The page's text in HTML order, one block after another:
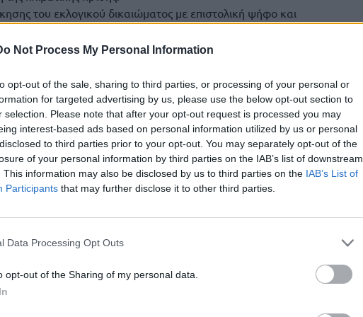
Not Process My Personal Information
opt-out of the sale, sharing to third parties, or processing of your personal or
for targeted advertising by us, please use the below opt-out section to
selection. Please note that after your opt-out request is processed you may
interest-based ads based on personal information utilized by us or personal
to third parties prior to your opt-out. You may separately opt-out of the
of your personal information by third parties on the IAB’s list of downstream
This information may also be disclosed by us to third parties on the IAB’s List of
Participants that may further disclose it to other third parties.
Data Processing Opt Outs
opt-out of the Sharing of my personal data.
του εκλογικού δικαιώματος με επιστολική ψήφο και
εντός της Ελληνικής Επικράτειας.
πρόταση διαμορφώθηκε έπειτα από τετράμηνη ενδελεχή
Ομάδας και φιλοδοξεί να αποτελέσει τη
συζήτηση.
αντιπολίτευση
η κοινοβουλευτική συναίνεση, ήδη στην
ενόψει των κοινοβουλευτικών ραντεβού, απέναντι
για τη σύνδεση της μονιμότητας στο δημόσιο με την
της ηγεσίας της δικαιοσύνης, εξαετή θητεία για